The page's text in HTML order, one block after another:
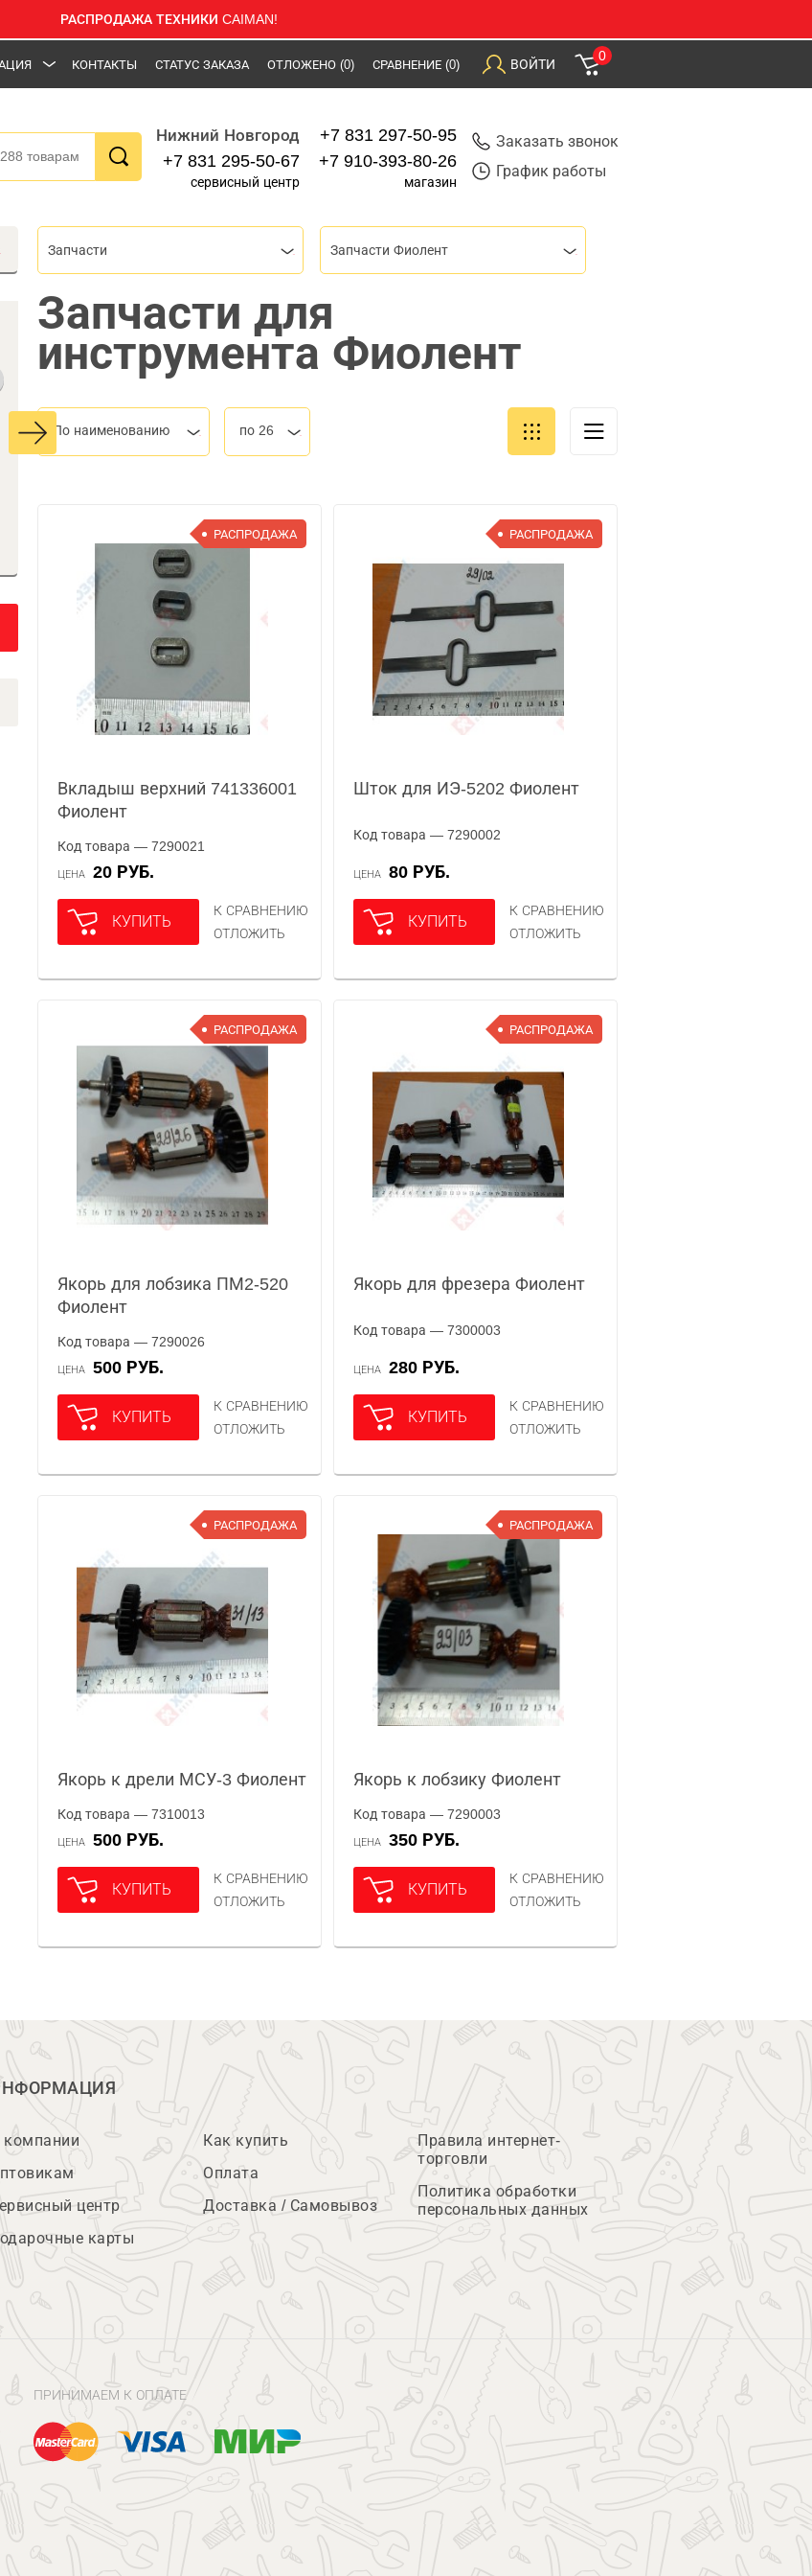
РАСПРОДАЖА ТЕХНИКИ CAIMAN!
КОНТАКТЫ СТАТУС ЗАКАЗА ОТЛОЖЕНО (0) СРАВНЕНИЕ (0) ВОЙТИ
0
Нижний Новгород
+7 831 295-50-67
сервисный центр
+7 831 297-50-95
+7 910-393-80-26
магазин
Заказать звонок
График работы
Запчасти Запчасти Фиолент
Запчасти для
инструмента Фиолент
По наименованию по 26
РАСПРОДАЖА
Вкладыш верхний 741336001
Фиолент
Код товара — 7290021
ЦЕНА 20 РУБ.
КУПИТЬ
К СРАВНЕНИЮ
ОТЛОЖИТЬ
РАСПРОДАЖА
Шток для ИЭ-5202 Фиолент
Код товара — 7290002
ЦЕНА 80 РУБ.
КУПИТЬ
К СРАВНЕНИЮ
ОТЛОЖИТЬ
РАСПРОДАЖА
Якорь для лобзика ПМ2-520
Фиолент
Код товара — 7290026
ЦЕНА 500 РУБ.
КУПИТЬ
К СРАВНЕНИЮ
ОТЛОЖИТЬ
РАСПРОДАЖА
Якорь для фрезера Фиолент
Код товара — 7300003
ЦЕНА 280 РУБ.
КУПИТЬ
К СРАВНЕНИЮ
ОТЛОЖИТЬ
РАСПРОДАЖА
Якорь к дрели МСУ-3 Фиолент
Код товара — 7310013
ЦЕНА 500 РУБ.
КУПИТЬ
К СРАВНЕНИЮ
ОТЛОЖИТЬ
РАСПРОДАЖА
Якорь к лобзику Фиолент
Код товара — 7290003
ЦЕНА 350 РУБ.
КУПИТЬ
К СРАВНЕНИЮ
ОТЛОЖИТЬ
компании
центр
карты
Как купить
Оплата
Доставка / Самовывоз
Правила интернет-
торговли
Политика обработки
персональных данных
ПРИНИМАЕМ К ОПЛАТЕ